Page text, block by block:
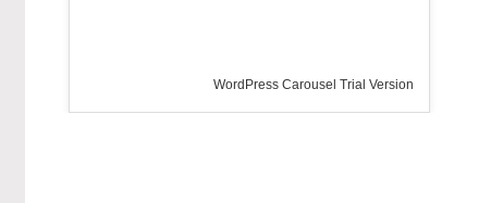
WordPress Carousel Trial Version